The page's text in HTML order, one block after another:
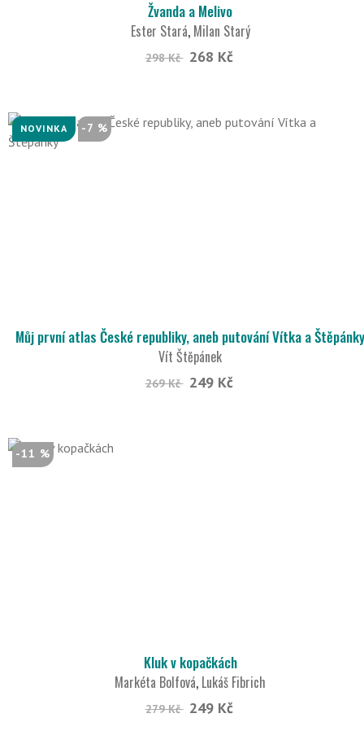
Žvanda a Melivo
Ester Stará, Milan Starý
298 Kč 268 Kč
NOVINKA -7 %
Můj první atlas České republiky, aneb putování Vítka a Štěpánky
Vít Štěpánek
269 Kč 249 Kč
-11 %
Kluk v kopačkách
Markéta Bolfová, Lukáš Fibrich
279 Kč 249 Kč